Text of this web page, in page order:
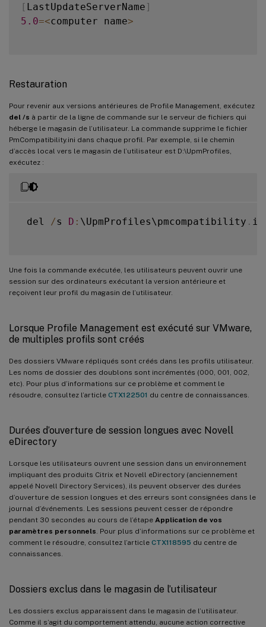
[ LastUpdateServerName ]
5.0=<computer name>
Restauration
Pour revenir aux versions antérieures de Profile Management, exécutez
del /s à partir de la ligne de commande sur le serveur de fichiers qui
héberge le magasin de l’utilisateur. La commande supprime le fichier
PmCompatibility.ini dans chaque profil. Par exemple, si le chemin
d’accès local vers le magasin de l’utilisateur est D:\UpmProfiles,
exécutez :
del /s D : \UpmProfiles\pmcompatibility .
Une fois la commande exécutée, les utilisateurs peuvent ouvrir une
session sur des ordinateurs exécutant la version antérieure et
reçoivent leur profil du magasin de l’utilisateur.
Lorsque Profile Management est exécuté sur VMware,
de multiples profils sont créés
Des dossiers VMware répliqués sont créés dans les profils utilisateur.
Les noms de dossier des doublons sont incrémentés (000, 001, 002,
etc). Pour plus d’informations sur ce problème et comment le
résoudre, consultez l’article CTX122501 du centre de connaissances.
Durées d’ouverture de session longues avec Novell
eDirectory
Lorsque les utilisateurs ouvrent une session dans un environnement
impliquant des produits Citrix et Novell eDirectory (anciennement
appelé Novell Directory Services), ils peuvent observer des durées
d’ouverture de session longues et des erreurs sont consignées dans le
journal d’événements. Les sessions peuvent cesser de répondre
pendant 30 secondes au cours de l’étape Application de vos
paramètres personnels . Pour plus d’informations sur ce problème et
comment le résoudre, consultez l’article CTX118595 du centre de
connaissances.
Dossiers exclus dans le magasin de l’utilisateur
Les dossiers exclus apparaissent dans le magasin de l’utilisateur.
Comme il s’agit du comportement attendu, aucune action corrective